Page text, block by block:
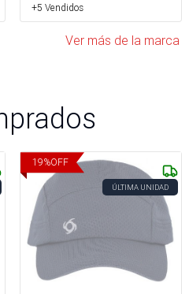
+5 Vendidos
Ver más de la marca
19%OFF
ÚLTIMA UNIDAD